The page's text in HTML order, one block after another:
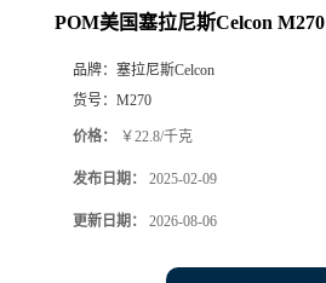
POM美国塞拉尼斯Celcon M270
品牌： 塞拉尼斯Celcon
货号： M270
价格： ￥22.8/千克
发布日期： 2025-02-09
更新日期： 2026-08-06